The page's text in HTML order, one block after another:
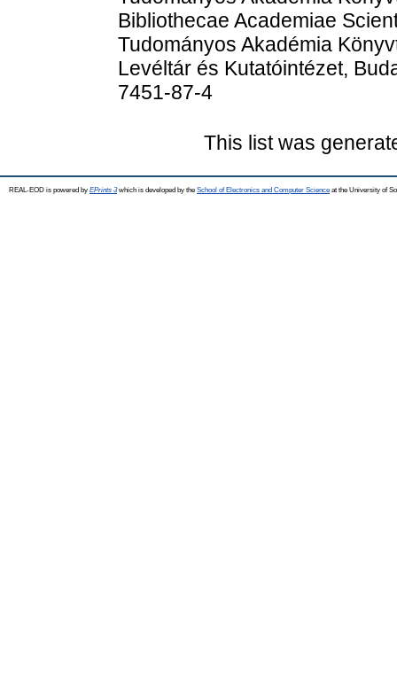
Bibliothecae Academiae
Tudományos Akadémia
Levéltár és Kutatóintézet,
7451-87-4
This list was
REAL-EOD is powered by EPrints 3which is developed by the School of Electronics and Computer Science at the University of